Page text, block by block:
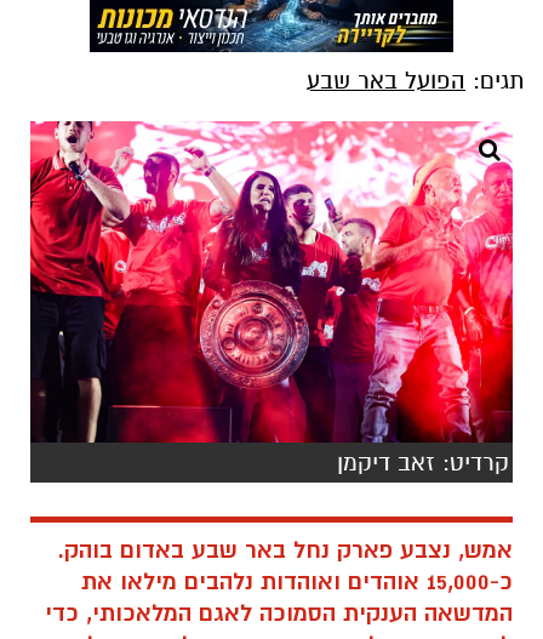
קרדיט: זאב דיקמן
אמש, נצבע פארק נחל באר שבע באדום בוהק.
כ-15,000 אוהדים ואוהדות נלהבים מילאו את
המדשאה הענקית הסמוכה לאגם המלאכותי, כדי
לחגוג את האליפות השישית בתולדותיה של
הפועל באר שבע. החגיגות, שנמשכו עד סביבות
השעה 12 בלילה, היוו את אקורד הסיום המושלם
לעונה היסטורית.